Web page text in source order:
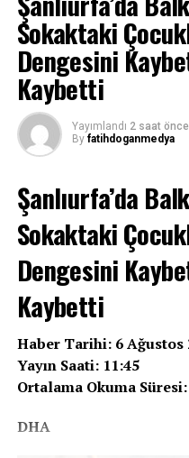
Dünya, geçtiğimiz
Afrika’daki toprağı
ettiği görüntülerle
aşarak şehre girmeye
Avrupa’da yeni bir göç
yaşananların perde
hesaplaşmalar da giderek
Peki, bu ani ve kitlesel göç
sebepler ne? Bir İspanyol
Fas’ın Madrid yönetimine
İşte Ceuta’daki göç
Sokaktaki
Dengesini
Kaybetti
Yayımlandı 2 saat önce
By fatihdoganmedya
Şanlıurfa’da
Sokaktaki
Dengesini
Kaybetti
Haber Tarihi: 6 Ağustos
Yayın Saati: 11:45
Ortalama Okuma
DHA